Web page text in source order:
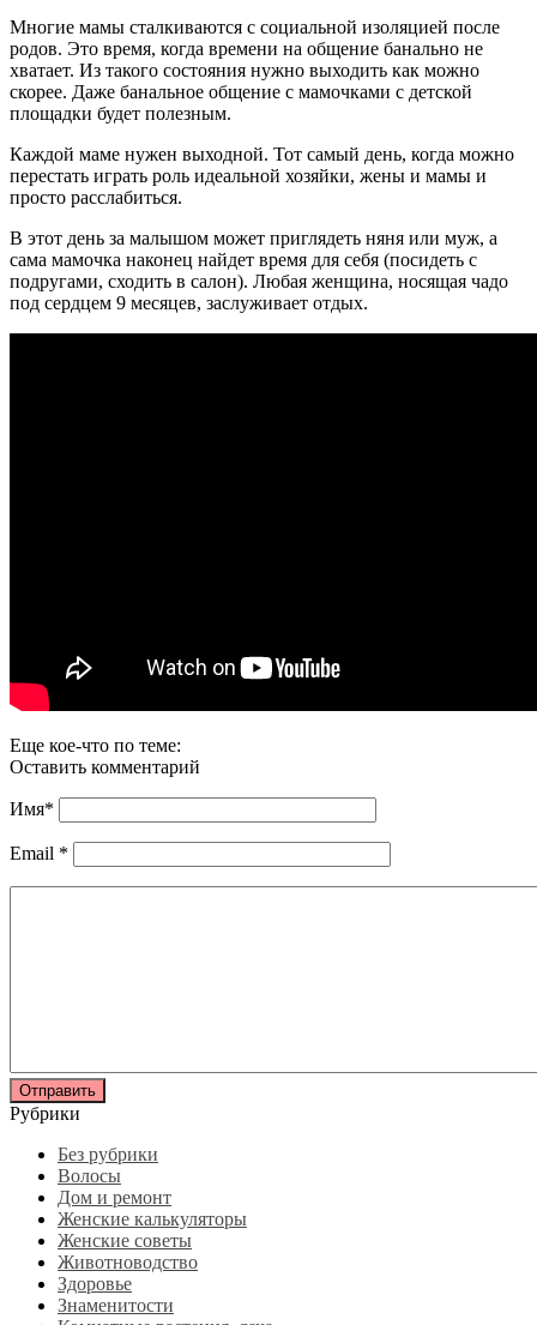
Многие мамы сталкиваются с социальной изоляцией после
родов. Это время, когда времени на общение банально не
хватает. Из такого состояния нужно выходить как можно
скорее. Даже банальное общение с мамочками с детской
площадки будет полезным.
Каждой маме нужен выходной. Тот самый день, когда можно
перестать играть роль идеальной хозяйки, жены и мамы и
просто расслабиться.
В этот день за малышом может приглядеть няня или муж, а
сама мамочка наконец найдет время для себя (посидеть с
подругами, сходить в салон). Любая женщина, носящая чадо
под сердцем 9 месяцев, заслуживает отдых.
Еще кое-что по теме:
Оставить комментарий
Имя*
Email *
Рубрики
Без рубрики
Волосы
Дом и ремонт
Женские калькуляторы
Женские советы
Животноводство
Здоровье
Знаменитости